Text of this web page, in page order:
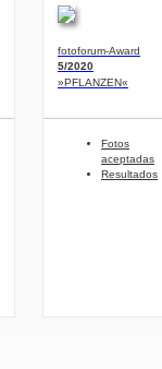
fotoforum-Award
5/2020
»PFLANZEN«
Fotos
aceptadas
Resultados